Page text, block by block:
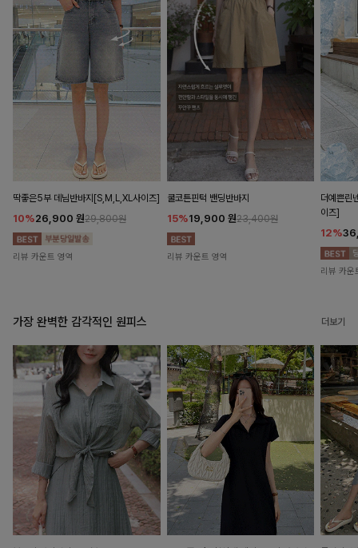
딱좋은5부 데님반바지[S,M,L,XL사이즈]
10%26,900 원29,800원
리뷰 카운트 영역
쿨코튼핀턱 밴딩반바지
15%19,900 원23,400원
리뷰 카운트 영역
더예쁜린
이즈]
12%
리뷰 카운
가장 완벽한 감각적인 원피스 더보기